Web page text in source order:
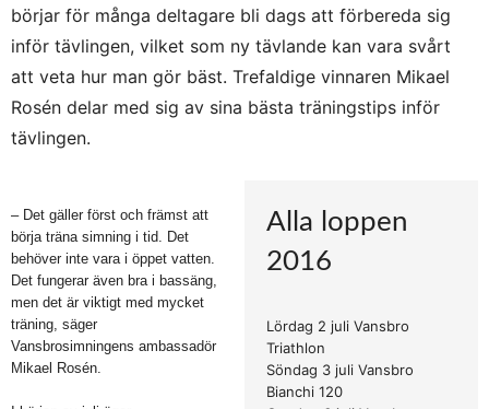
börjar för många deltagare bli dags att förbereda sig
inför tävlingen, vilket som ny tävlande kan vara svårt
att veta hur man gör bäst. Trefaldige vinnaren Mikael
Rosén delar med sig av sina bästa träningstips inför
tävlingen.
Alla loppen
2016
Lördag 2 juli Vansbro
Triathlon
Söndag 3 juli Vansbro
Bianchi 120
– Det gäller först och främst att
börja träna simning i tid. Det
behöver inte vara i öppet vatten.
Det fungerar även bra i bassäng,
men det är viktigt med mycket
träning, säger
Vansbrosimningens ambassadör
Mikael Rosén.